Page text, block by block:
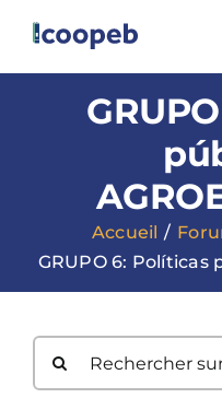
contenu
Accueil
GRUPO 6: Políticas